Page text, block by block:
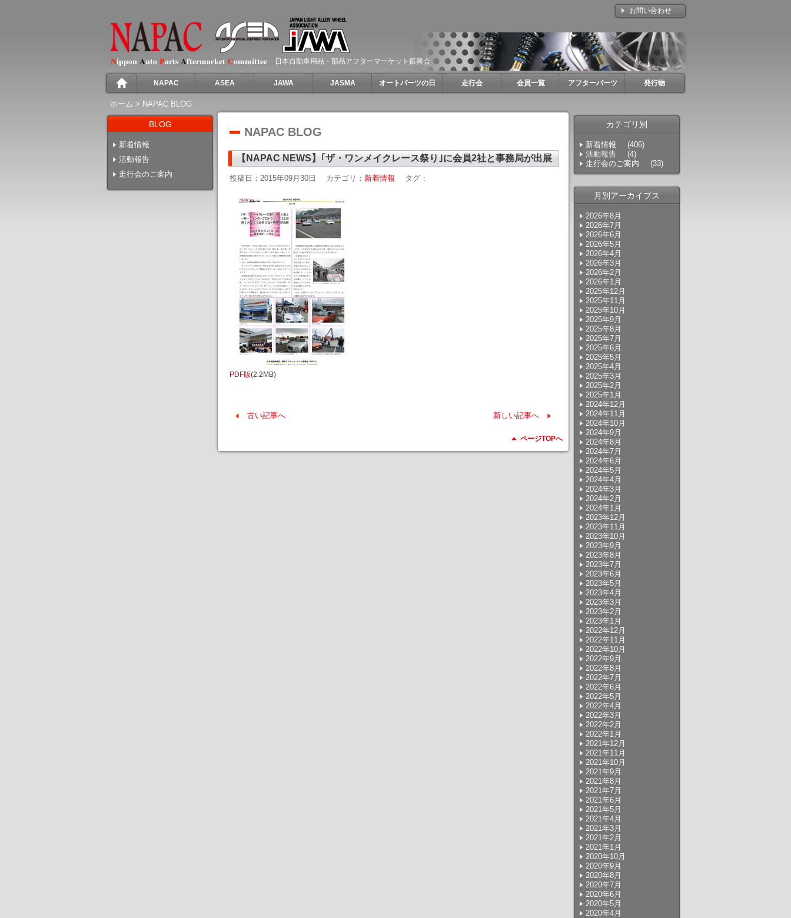
日本自動車用品・部品アフターマーケット振興会
お問い合わせ
NAPAC ASEA JAWA JASMA オートパーツの日 走行会 会員一覧 アフターパーツ 発行物
ホーム > NAPAC BLOG
BLOG
新着情報
活動報告
走行会のご案内
NAPAC BLOG
【NAPAC NEWS】｢ザ・ワンメイクレース祭り｣に会員2社と事務局が出展
投稿日：2015年09月30日 カテゴリ： 新着情報 タグ：
PDF版(2.2MB)
古い記事へ 新しい記事へ
ページTOPへ
カテゴリ別
新着情報
(406)
活動報告
(4)
走行会のご案内
(33)
月別アーカイブス
2026年8月
2026年7月
2026年6月
2026年5月
2026年4月
2026年3月
2026年2月
2026年1月
2025年12月
2025年11月
2025年10月
2025年9月
2025年8月
2025年7月
2025年6月
2025年5月
2025年4月
2025年3月
2025年2月
2025年1月
2024年12月
2024年11月
2024年10月
2024年9月
2024年8月
2024年7月
2024年6月
2024年5月
2024年4月
2024年3月
2024年2月
2024年1月
2023年12月
2023年11月
2023年10月
2023年9月
2023年8月
2023年7月
2023年6月
2023年5月
2023年4月
2023年3月
2023年2月
2023年1月
2022年12月
2022年11月
2022年10月
2022年9月
2022年8月
2022年7月
2022年6月
2022年5月
2022年4月
2022年3月
2022年2月
2022年1月
2021年12月
2021年11月
2021年10月
2021年9月
2021年8月
2021年7月
2021年6月
2021年5月
2021年4月
2021年3月
2021年2月
2021年1月
2020年10月
2020年9月
2020年8月
2020年7月
2020年6月
2020年5月
2020年4月